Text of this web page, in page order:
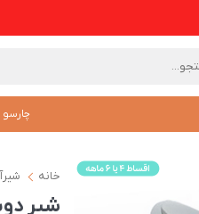
چارسو
خانه
شیر